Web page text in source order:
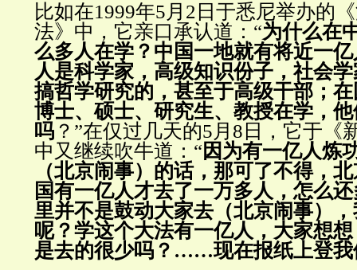
比如在1999年5月2日于悉尼举办的
法》中，它亲口承认道：“为什么在
么多人在学？中国一地就有将近一
人是科学家，高级知识份子，社会
搞哲学研究的，甚至于高级干部；
博士、硕士、研究生、教授在学，
吗 ？”在仅过几天的5月8日，它于《
中又继续吹牛道：“ 因为有一亿人炼
（北京闹事）的话，那可了不得，
国有一亿人才去了一万多人，怎么
里并不是鼓动大家去（北京闹事）
呢？学这个大法有一亿人，大家想
是去的很少吗？……现在报纸上登我